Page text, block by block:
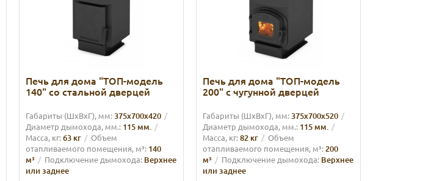
Печь для дома "ТОП-модель
140" со стальной дверцей
Габариты (ШхВхГ), мм:375x700х420
Диаметр дымохода, мм.: 115 мм.
Масса, кг:63 кг
Объем
отапливаемого помещения, м³: 140
м³
Подключение дымохода: Верхнее
или заднее
Печь для дома "ТОП-модель
200" с чугунной дверцей
Габариты (ШхВхГ), мм:375x700х520
Диаметр дымохода, мм.: 115 мм.
Масса, кг:82 кг
Объем
отапливаемого помещения, м³:200
м³
Подключение дымохода: Верхнее
или заднее